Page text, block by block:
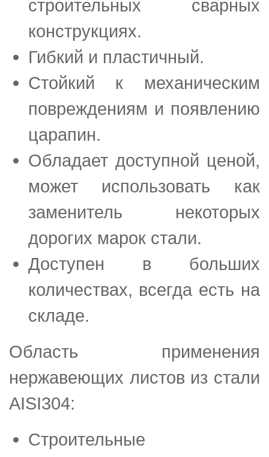
строительных сварных
конструкциях.
Гибкий и пластичный.
Стойкий к механическим
повреждениям и появлению
царапин.
Обладает доступной ценой,
может использовать как
заменитель некоторых
дорогих марок стали.
Доступен в больших
количествах, всегда есть на
складе.
Область применения
нержавеющих листов из стали
AISI304:
Строительные